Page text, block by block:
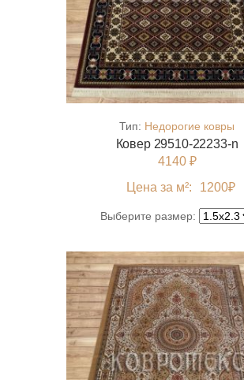
Тип: Недорогие ковры
Ковер 29510-22233-n
4140 ₽
Цена за м²:
1200₽
Выберите размер: